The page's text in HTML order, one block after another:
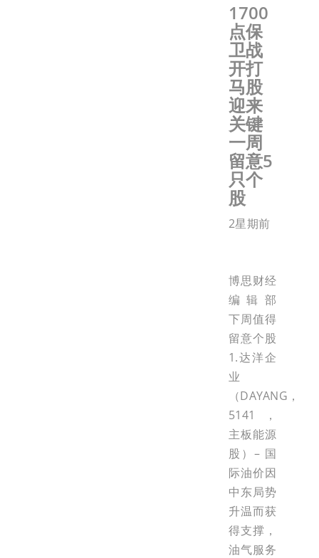
1700
点保
卫战
开打
马股
迎来
关键
一周
留意5
只个
股
2星期前
博思财经
编辑部
下周值得
留意个股
1.达洋企
业
（DAYANG，
5141，
主板能源
股）– 国
际油价因
中东局势
升温而获
得支撑，
油气服务